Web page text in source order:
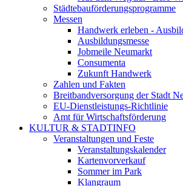
Städtebauförderungsprogramme
Messen
Handwerk erleben -
Ausbildungsmesse
Jobmeile Neumarkt
Consumenta
Zukunft Handwerk
Zahlen und Fakten
Breitbandversorgung der Stadt
EU-Dienstleistungs-Richtlinie
Amt für Wirtschaftsförderung
KULTUR & STADTINFO
Veranstaltungen und Feste
Veranstaltungskalender
Kartenvorverkauf
Sommer im Park
Klangraum